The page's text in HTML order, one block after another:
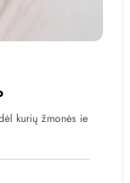
kurių žmonės ie